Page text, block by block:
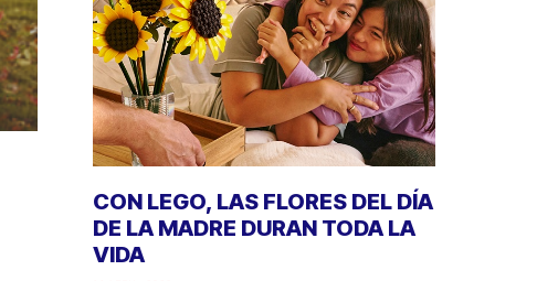
CON LEGO, LAS FLORES DEL DÍA
DE LA MADRE DURAN TODA LA
VIDA